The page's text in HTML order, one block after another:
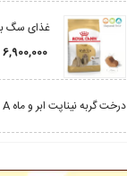
غذای سگ
6,900,000
درخت گربه نیناپت ابر و ماه A